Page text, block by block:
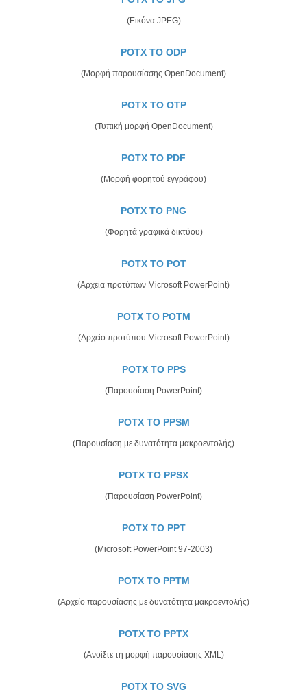
(Εικόνα JPEG)
POTX TO ODP
(Μορφή παρουσίασης OpenDocument)
POTX TO OTP
(Τυπική μορφή OpenDocument)
POTX TO PDF
(Μορφή φορητού εγγράφου)
POTX TO PNG
(Φορητά γραφικά δικτύου)
POTX TO POT
(Αρχεία προτύπων Microsoft PowerPoint)
POTX TO POTM
(Αρχείο προτύπου Microsoft PowerPoint)
POTX TO PPS
(Παρουσίαση PowerPoint)
POTX TO PPSM
(Παρουσίαση με δυνατότητα μακροεντολής)
POTX TO PPSX
(Παρουσίαση PowerPoint)
POTX TO PPT
(Microsoft PowerPoint 97-2003)
POTX TO PPTM
(Αρχείο παρουσίασης με δυνατότητα μακροεντολής)
POTX TO PPTX
(Ανοίξτε τη μορφή παρουσίασης XML)
POTX TO SVG